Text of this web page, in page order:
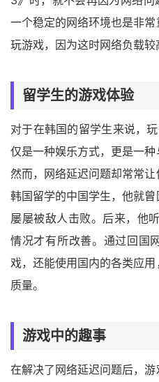
一个稳定的网络环境也是非
玩游戏，因为这时网络负载较
留学生的游戏体验
对于在韩国的留学生来说，
仅是一种娱乐方式，更是一种
然而，网络延迟问题却常常
韩国留学的中国学生，他就
屡屡被敌人击败。后来，他
情况才有所改善。通过回国
戏，还能使用国内的各类应
质量。
游戏中的趣事
在解决了网络延迟问题后，